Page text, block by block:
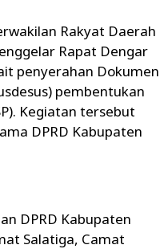
Rakyat Daerah
Rapat Dengar
penyerahan Dokumen
pembentukan
Kegiatan tersebut
DPRD Kabupaten
DPRD Kabupaten
Salatiga, Camat